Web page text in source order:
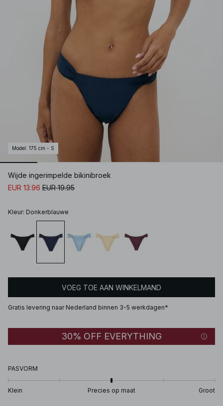
Model : 175 cm - S
Wijde ingerimpelde bikinibroek
EUR 13.96 EUR 19.95
Kleur: Donkerblauwe
VOEG TOE AAN WINKELMAND
Gratis levering naar Nederland binnen 3-5 werkdagen*
30% OFF EVERYTHING
PASVORM
Klein Precies op maat Groot